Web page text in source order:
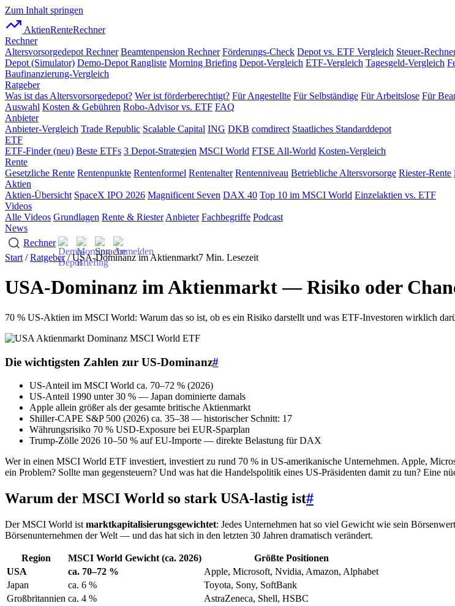
Zum Inhalt springen
AktienRenteRechner
Rechner
Altersvorsorgedepot Rechner Beamtenpension Rechner Förderungs-Check Depot vs. ETF Vergleich Steuer-
Depot (Simulator) Demo-Depot Rangliste Morning Briefing Depot-Vergleich ETF-Vergleich Tagesgeld-Vergleich
Baufinanzierung-Vergleich
Ratgeber
Was ist das Altersvorsorgedepot? Wer ist förderberechtigt? Für Angestellte Für Selbständige Für Arbeitslose Für
Auswahl Kosten & Gebühren Robo-Advisor vs. ETF FAQ
Anbieter
Anbieter-Vergleich Trade Republic Scalable Capital ING DKB comdirect Staatliches Standarddepot
ETF
ETF-Finder (neu) Beste ETFs 3 Depot-Strategien MSCI World FTSE All-World Kosten-Vergleich
Rente
Gesetzliche Rente Rentenpunkte Rentenformel Rentenalter Rentenniveau Betriebliche Altersvorsorge Riester-Rente
Aktien
Aktien-Übersicht SpaceX IPO 2026 Magnificent Seven DAX 40 Top 10 im MSCI World Einzelaktien vs. ETF
Videos
Alle Videos Grundlagen Rente & Riester Anbieter Fachbegriffe Podcast
News
Rechner
Start /Ratgeber/ USA-Dominanz im Aktienmarkt7 Min. Lesezeit
USA-Dominanz im Aktienmarkt — Risiko oder
70 % US-Aktien im MSCI World: Warum das so ist, ob es ein Risiko darstellt und was ETF-Investoren wirklich
Die wichtigsten Zahlen zur US-Dominanz#
US-Anteil im MSCI World ca. 70–72 % (2026)
US-Anteil 1990 unter 30 % — Japan dominierte damals
Apple allein größer als der gesamte britische Aktienmarkt
Shiller-CAPE S&P 500 (2026) ca. 35–38 — historischer Schnitt: 17
Währungsrisiko 70 % USD-Exposure bei EUR-Sparplan
Trump-Zölle 2026 10–50 % auf EU-Importe — direkte Belastung für DAX
Wer in einen MSCI World ETF investiert, investiert zu rund 70 % in US-amerikanische Unternehmen. Apple,
ein Problem? Sollte man gegensteuern? Und was hat die Handelspolitik eines US-Präsidenten damit zu tun? Eine
Warum der MSCI World so stark USA-lastig ist#
Der MSCI World ist marktkapitalisierungsgewichtet: Jedes Unternehmen hat so viel Gewicht wie sein
Börsenunternehmen der Welt — und das hat sich in den letzten 30 Jahren dramatisch verändert.
Region MSCI World Gewicht (ca. 2026)
Größte Positionen
USA
ca. 70–72 %
Apple, Microsoft, Nvidia, Amazon, Alphabet
Japan
ca. 6 %
Toyota, Sony, SoftBank
Großbritannien ca. 4 %
AstraZeneca, Shell, HSBC